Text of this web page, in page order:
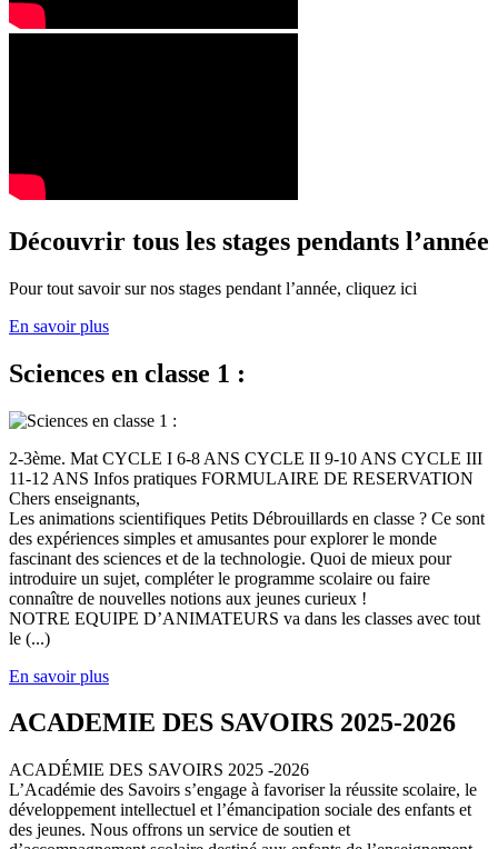
Découvrir tous les stages pendants l’année
Pour tout savoir sur nos stages pendant l’année, cliquez ici
En savoir plus
Sciences en classe 1 :
2-3ème. Mat CYCLE I 6-8 ANS CYCLE II 9-10 ANS CYCLE III
11-12 ANS Infos pratiques FORMULAIRE DE RESERVATION
Chers enseignants,
Les animations scientifiques Petits Débrouillards en classe ? Ce sont
des expériences simples et amusantes pour explorer le monde
fascinant des sciences et de la technologie. Quoi de mieux pour
introduire un sujet, compléter le programme scolaire ou faire
connaître de nouvelles notions aux jeunes curieux !
NOTRE EQUIPE D’ANIMATEURS va dans les classes avec tout
le (...)
En savoir plus
ACADEMIE DES SAVOIRS 2025-2026
ACADÉMIE DES SAVOIRS 2025 -2026
L’Académie des Savoirs s’engage à favoriser la réussite scolaire, le
développement intellectuel et l’émancipation sociale des enfants et
des jeunes. Nous offrons un service de soutien et